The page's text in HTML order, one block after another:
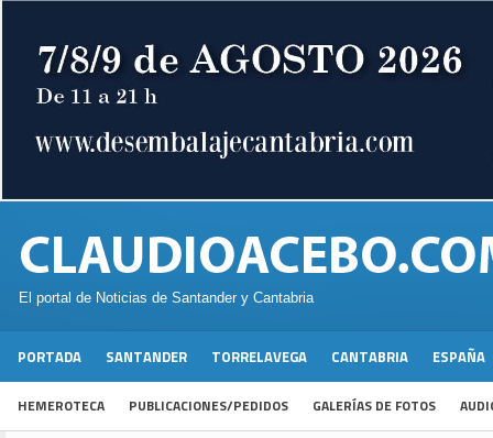
El portal de Noticias de Santander y Cantabria
PORTADA SANTANDER TORRELAVEGA CANTABRIA ESPAÑA
HEMEROTECA PUBLICACIONES/PEDIDOS GALERÍAS DE FOTOS